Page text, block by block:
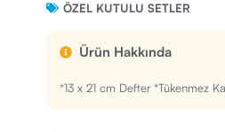
ÖZEL KUTULU SETLER
Ürün Hakkında
*13 x 21 cm Defter *Tükenmez